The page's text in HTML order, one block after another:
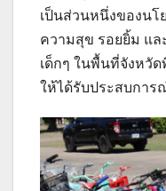
เป็นส่วนหนึ่งของนโ
ความสุข รอยยิ้ม แล
เด็กๆ ในพื้นที่จังหวั
ให้ได้รับประสบกา